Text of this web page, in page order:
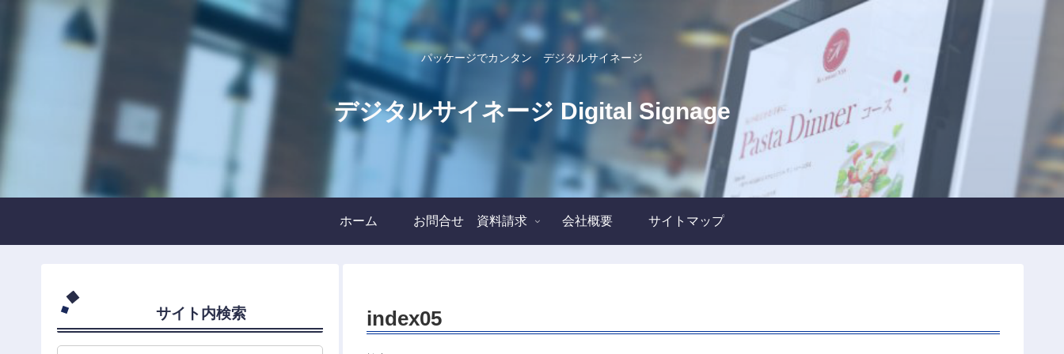
パッケージでカンタン デジタルサイネージ
デジタルサイネージ Digital Signage
ホーム お問合せ 資料請求 会社概要 サイトマップ
index05
サイト内検索